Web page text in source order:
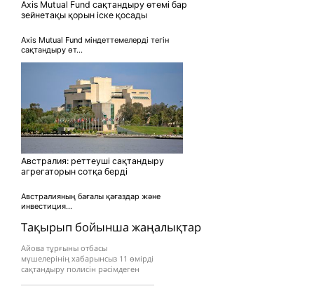
Тақырып бойынша жаңалықтар
Айова тұрғыны отбасы
мүшелерінің хабарынсыз 11 өмірді
сақтандыру полисін рәсімдеген
Axis Mutual Fund сақтандыру өтемі бар
зейнетақы қорын іске қосады
Axis Mutual Fund міндеттемелерді тегін
сақтандыру өт...
Австралия: реттеуші сақтандыру
агрегаторын сотқа берді
Австралияның бағалы қағаздар және
инвестиция...